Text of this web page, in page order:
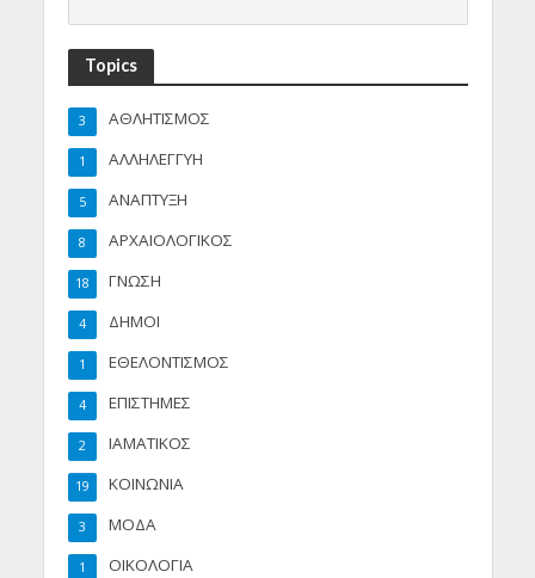
Topics
ΑΘΛΗΤΙΣΜΟΣ
3
ΑΛΛΗΛΕΓΓΥΗ
1
ΑΝΑΠΤΥΞΗ
5
ΑΡΧΑΙΟΛΟΓΙΚΟΣ
8
ΓΝΩΣΗ
18
ΔΗΜΟΙ
4
ΕΘΕΛΟΝΤΙΣΜΟΣ
1
ΕΠΙΣΤΗΜΕΣ
4
ΙΑΜΑΤΙΚΟΣ
2
ΚΟΙΝΩΝΙΑ
19
ΜΟΔΑ
3
ΟΙΚΟΛΟΓΙΑ
1